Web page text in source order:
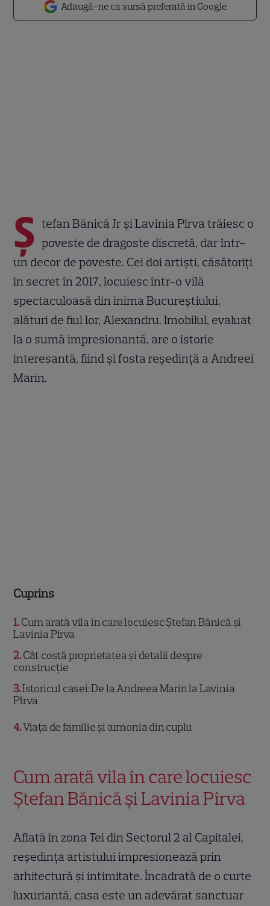
Adaugă-ne ca sursă preferată în Google
Ș tefan Bănică Jr și Lavinia Pîrva trăiesc o
poveste de dragoste discretă, dar într-
un decor de poveste. Cei doi artiști, căsătoriți
în secret în 2017, locuiesc într-o vilă
spectaculoasă din inima Bucureștiului,
alături de fiul lor, Alexandru. Imobilul, evaluat
la o sumă impresionantă, are o istorie
interesantă, fiind și fosta reședință a Andreei
Marin.
Cuprins
1 Cum arată vila în care locuiesc Ștefan Bănică și
Lavinia Pîrva
2 Cât costă proprietatea și detalii despre
construcție
3 Istoricul casei: De la Andreea Marin la Lavinia
Pîrva
4 Viața de familie și armonia din cuplu
Cum arată vila în care locuiesc
Ștefan Bănică și Lavinia Pîrva
Aflată în zona Tei din Sectorul 2 al Capitalei,
reședința artistului impresionează prin
arhitectură și intimitate. Încadrată de o curte
luxuriantă, casa este un adevărat sanctuar